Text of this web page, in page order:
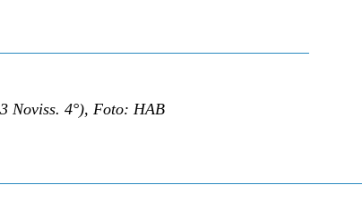
Noviss. 4°), Foto: HAB